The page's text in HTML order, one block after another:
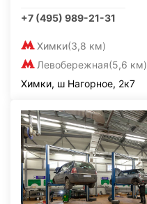
+7 (495) 989-21-31
Химки(3,8 км)
Левобережная(5,6 км)
Химки, ш Нагорное, 2к7